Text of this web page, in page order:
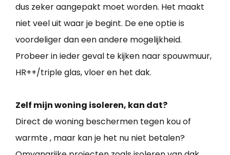
dus zeker aangepakt moet worden. Het maakt
niet veel uit waar je begint. De ene optie is
voordeliger dan een andere mogelijkheid.
Probeer in ieder geval te kijken naar spouwmuur,
HR++/triple glas, vloer en het dak.
Zelf mijn woning isoleren, kan dat?
Direct de woning beschermen tegen kou of
warmte , maar kan je het nu niet betalen?